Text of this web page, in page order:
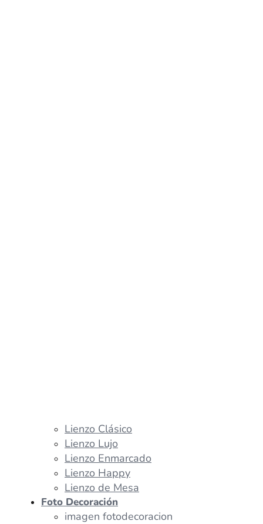
Lienzo Clásico
Lienzo Lujo
Lienzo Enmarcado
Lienzo Happy
Lienzo de Mesa
Foto Decoración
imagen fotodecoracion